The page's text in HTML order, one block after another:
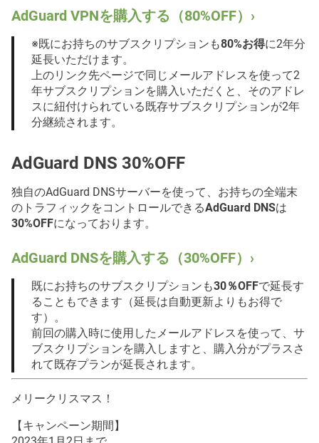
AdGuard VPNを購入する（80%OFF）›
※既にお持ちのサブスクリプションも80%お得に2年分
延長いただけます。
上のリンク先ページで同じメールアドレスを使って2
年サブスクリプションを購入いただくと、そのアドレ
スに紐付けられている既存サブスクリプションが2年
分継続されます。
AdGuard DNS 30%OFF
独自のAdGuard DNSサーバーを使って、お持ちの全端末
のトラフィックをコントロールできるAdGuard DNSは
30%OFFになっております。
AdGuard DNSを購入する（30%OFF）›
既にお持ちのサブスクリプションも30％OFFで延長す
ることもできます（延長は自動更新よりもお得で
す）。
前回の購入時に使用したメールアドレスを使って、サ
ブスクリプションを購入しますと、購入分がプラスさ
れて既存プランが延長されます。
メリークリスマス！
【キャンペーン期間】